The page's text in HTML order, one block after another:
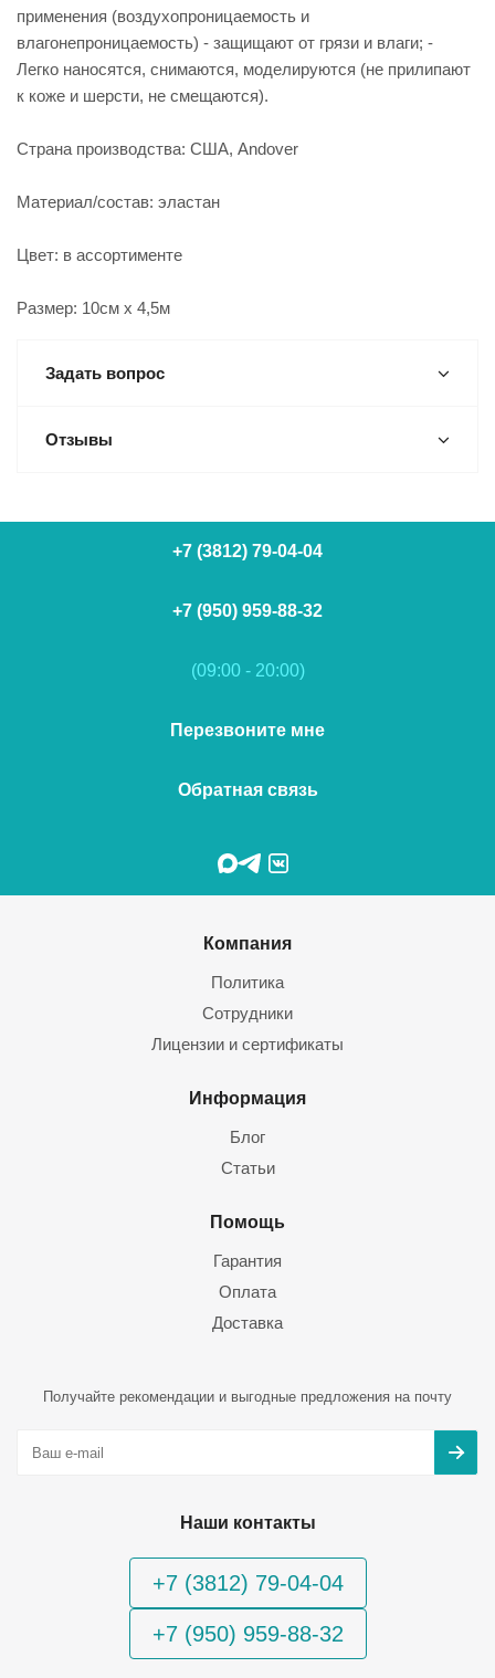
применения (воздухопроницаемость и
влагонепроницаемость) - защищают от грязи и влаги; -
Легко наносятся, снимаются, моделируются (не прилипают
к коже и шерсти, не смещаются).
Страна производства: США, Andover
Материал/состав: эластан
Цвет: в ассортименте
Размер: 10см х 4,5м
Задать вопрос
Отзывы
+7 (3812) 79-04-04
+7 (950) 959-88-32
(09:00 - 20:00)
Перезвоните мне
Обратная связь
Компания
Политика
Сотрудники
Лицензии и сертификаты
Информация
Блог
Статьи
Помощь
Гарантия
Оплата
Доставка
Получайте рекомендации и выгодные предложения на почту
Наши контакты
+7 (3812) 79-04-04
+7 (950) 959-88-32